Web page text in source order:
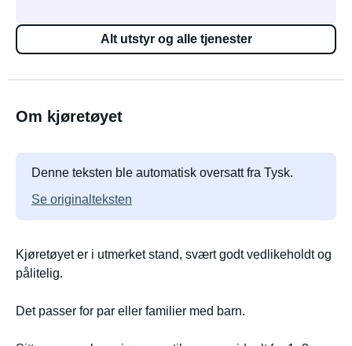
Alt utstyr og alle tjenester
Om kjøretøyet
Denne teksten ble automatisk oversatt fra Tysk.
Se originalteksten
Kjøretøyet er i utmerket stand, svært godt vedlikeholdt og
pålitelig.
Det passer for par eller familier med barn.